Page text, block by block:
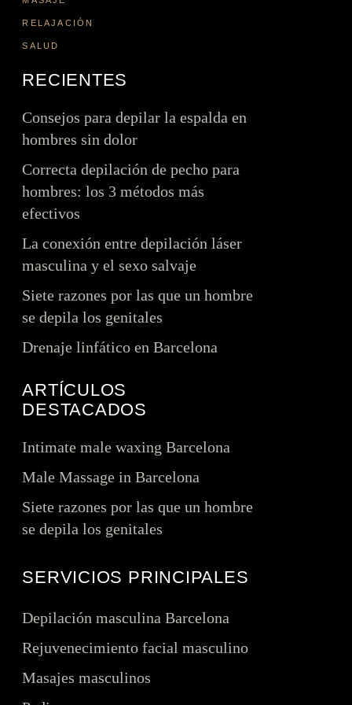
Depilación beneficios
Consejos y guías de
depilación
depilación
RELAJACIÓN
SALUD
RECIENTES
Consejos para depilar la espalda en
hombres sin dolor
Correcta depilación de pecho para
hombres: los 3 métodos más
efectivos
La conexión entre depilación láser
masculina y el sexo salvaje
Siete razones por las que un hombre
se depila los genitales
Drenaje linfático en Barcelona
ARTÍCULOS
DESTACADOS
Intimate male waxing Barcelona
Male Massage in Barcelona
Siete razones por las que un hombre
se depila los genitales
SERVICIOS PRINCIPALES
Depilación masculina Barcelona
Rejuvenecimiento facial masculino
Masajes masculinos